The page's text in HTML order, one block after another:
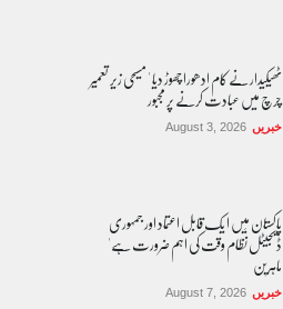
ٹھیکیدار نے کام ادھورا چھوڑ دیا ' مسیحی زیر تعمیر
چرچ میں عبادت کرنے پر مجبور
خبریں August 3, 2026
پاکستان مِیں ا یک قابل اعتماد اور جمہوری
ڈیجیٹل نظام وقت کی اہم ضرورت ہے'
ماہرین
خبریں August 7, 2026